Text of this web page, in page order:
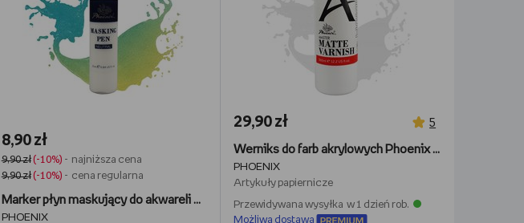
8,90 zł
9,90 zł(-10%) - najniższa cena
9,90 zł(-10%) - cena regularna
Marker płyn maskujący do akwareli Phoenix Artist 25 ml
PHOENIX
29,90 zł 5
Werniks do farb akrylowych Phoenix Master 360 ml mat
PHOENIX
Artykuły papiernicze
Przewidywana wysyłka w 1 dzień rob.
Możliwa dostawa